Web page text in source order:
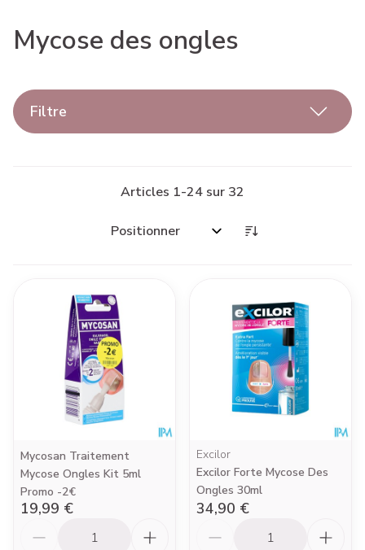
Mycose des ongles
Filtre
Articles 1-24 sur 32
Trier par:
Mycosan Traitement
Mycose Ongles Kit 5ml
Promo -2€
19,99 €
Excilor
Excilor Forte Mycose Des
Ongles 30ml
34,90 €